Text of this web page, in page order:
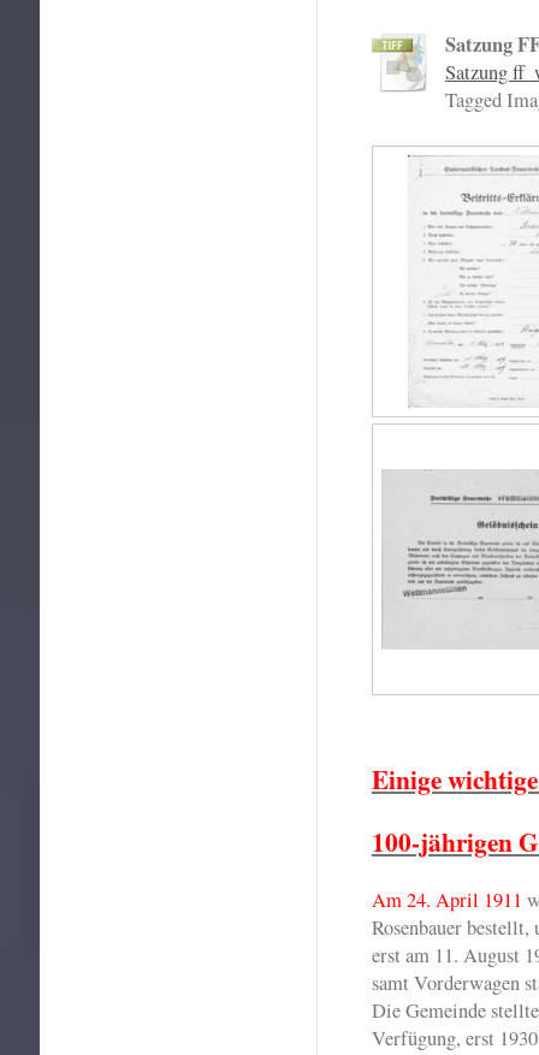
Satzung
Satzung
Tagged
Einige
100-jährigen
Am 24. April 1911
Rosenbauer bestellt,
erst am 11. August
samt Vorderwagen
Die Gemeinde
Verfügung, erst